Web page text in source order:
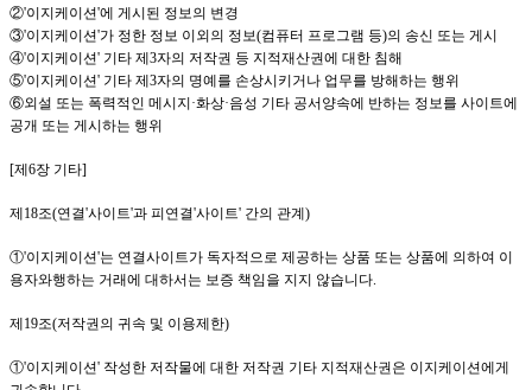
②'이지케이션'에 게시된 정보의 변경
③'이지케이션'가 정한 정보 이외의 정보(컴퓨터 프로그램 등)의 송신 또는 게시
④'이지케이션' 기타 제3자의 저작권 등 지적재산권에 대한 침해
⑤'이지케이션' 기타 제3자의 명예를 손상시키거나 업무를 방해하는 행위
⑥외설 또는 폭력적인 메시지·화상·음성 기타 공서양속에 반하는 정보를 사이트에
공개 또는 게시하는 행위
[제6장 기타]
제18조(연결'사이트'과 피연결'사이트' 간의 관계)
①'이지케이션'는 연결사이트가 독자적으로 제공하는 상품 또는 상품에 의하여 이
용자와행하는 거래에 대하서는 보증 책임을 지지 않습니다
제19조(저작권의 귀속 및 이용제한)
①'이지케이션' 작성한 저작물에 대한 저작권 기타 지적재산권은 이지케이션에게